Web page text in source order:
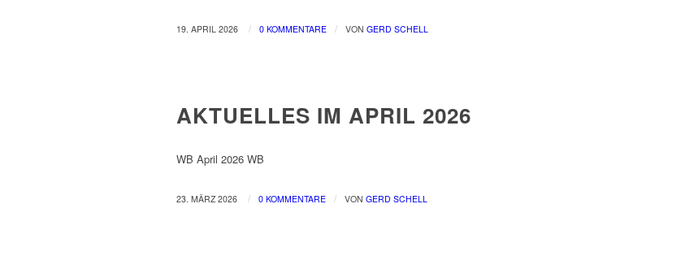
19. APRIL 2026 / 0 KOMMENTARE / VON GERD SCHELL
AKTUELLES IM APRIL 2026
WB April 2026 WB
23. MÄRZ 2026 / 0 KOMMENTARE / VON GERD SCHELL